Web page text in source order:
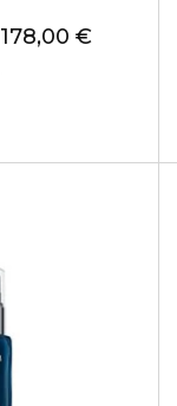
178,00 €